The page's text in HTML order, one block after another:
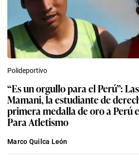
Polideportivo
“Es un orgullo para el Perú”:
Mamani, la estudiante de
primera medalla de oro a Perú
Para Atletismo
Marco Quilca León